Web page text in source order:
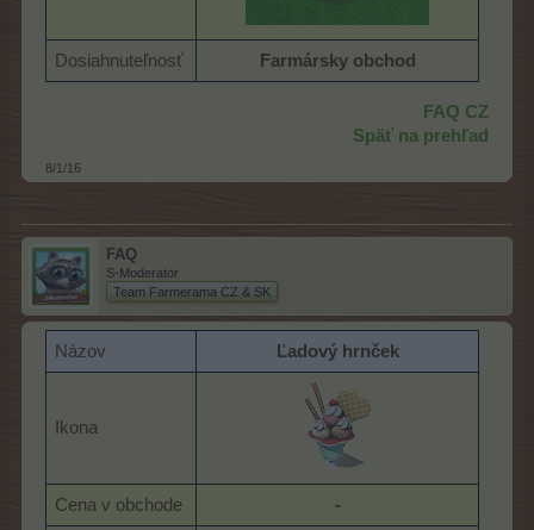
Dosiahnuteľnosť Farmársky obchod
FAQ CZ
Späť na prehľad
8/1/16
FAQ
S-Moderator
Team Farmerama CZ & SK
Názov Ľadový hrnček
Ikona
Cena v obchode -